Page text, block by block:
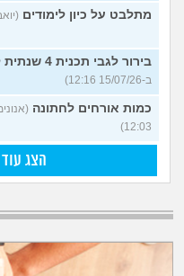
מתלבט על כיון לימודים (יואב, בן 27,
בירור לגבי תכנית 4 שנתית לרפואה
ב-15/07/26 12:16)
כמות אורחים לחתונה
12:03)
הצג